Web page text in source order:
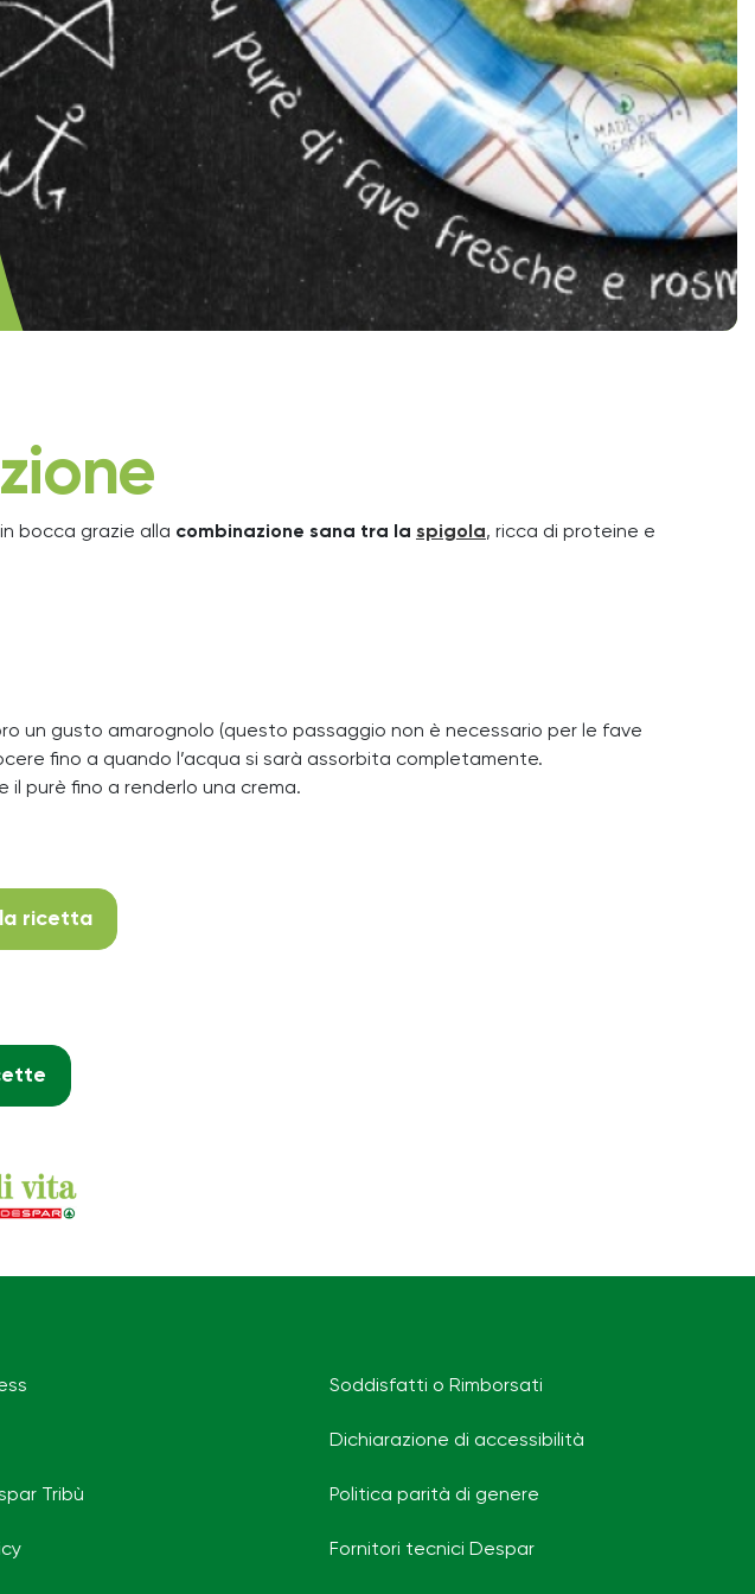
bocca grazie alla combinazione sana tra la spigola, ricca di proteine e
un gusto amarognolo (questo passaggio non è necessario per le fave
fino a quando l’acqua si sarà assorbita completamente.
il purè fino a renderlo una crema.
ricetta
Tribù
Soddisfatti o Rimborsati
Dichiarazione di accessibilità
Politica parità di genere
Fornitori tecnici Despar